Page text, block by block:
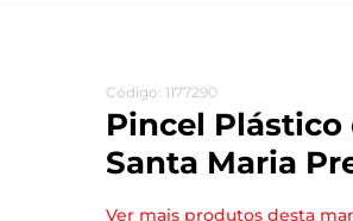
Código: 1177290
Pincel Plástico
Santa Maria
Ver mais produtos desta